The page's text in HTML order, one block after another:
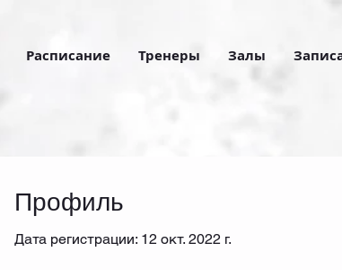
Расписание Тренеры Залы
Профиль
Дата регистрации: 12 окт. 2022 г.